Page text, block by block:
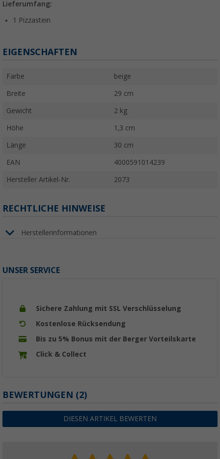
Lieferumfang:
1 Pizzastein
EIGENSCHAFTEN
Farbe beige
Breite 29 cm
Gewicht 2 kg
Höhe 1,3 cm
Länge 30 cm
EAN 4000591014239
Hersteller Artikel-Nr. 2073
RECHTLICHE HINWEISE
Herstellerinformationen
UNSER SERVICE
Sichere Zahlung mit SSL Verschlüsselung
Kostenlose Rücksendung
Bis zu 5% Bonus mit der Berger Vorteilskarte
Click & Collect
BEWERTUNGEN (2)
DIESEN ARTIKEL BEWERTEN